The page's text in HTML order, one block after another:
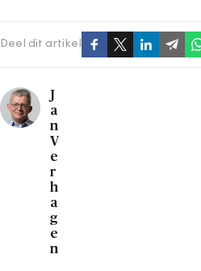
Deel dit artikel
J
a
n
V
e
r
h
a
g
e
n